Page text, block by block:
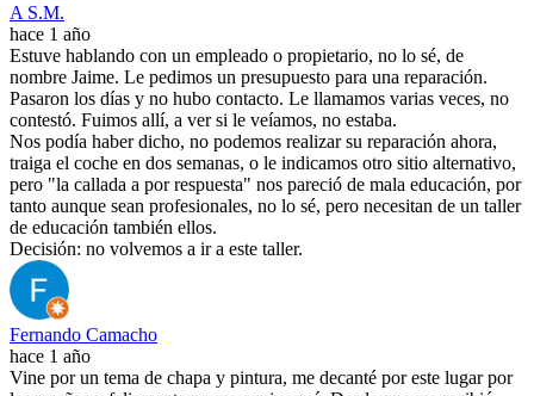
A S.M.
hace 1 año
Estuve hablando con un empleado o propietario, no lo sé, de
nombre Jaime. Le pedimos un presupuesto para una reparación.
Pasaron los días y no hubo contacto. Le llamamos varias veces, no
contestó. Fuimos allí, a ver si le veíamos, no estaba.
Nos podía haber dicho, no podemos realizar su reparación ahora,
traiga el coche en dos semanas, o le indicamos otro sitio alternativo,
pero "la callada a por respuesta" nos pareció de mala educación, por
tanto aunque sean profesionales, no lo sé, pero necesitan de un taller
de educación también ellos.
Decisión: no volvemos a ir a este taller.
Fernando Camacho
hace 1 año
Vine por un tema de chapa y pintura, me decanté por este lugar por